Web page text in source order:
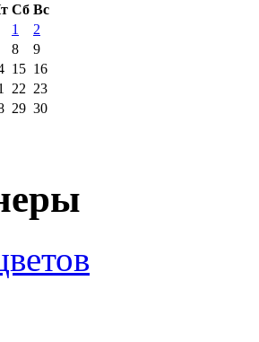
Сб Вс
1
2
8
9
15 16
22 23
29 30